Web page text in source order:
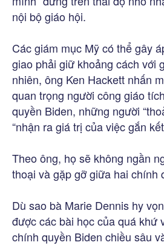
nội bộ giáo hội.
Các giám mục Mỹ có thể gây
giao phải giữ khoảng cách với
nhiên, ông Ken Hackett nhấn
quan trọng người công giáo
quyền Biden, những người
“nhận ra giá trị của việc gắn
Theo ông, họ sẽ không ngần
thoại và gặp gỡ giữa hai chính
Dù sao bà Marie Dennis hy
được các bài học của quá khứ
chính quyền Biden chiều sâu